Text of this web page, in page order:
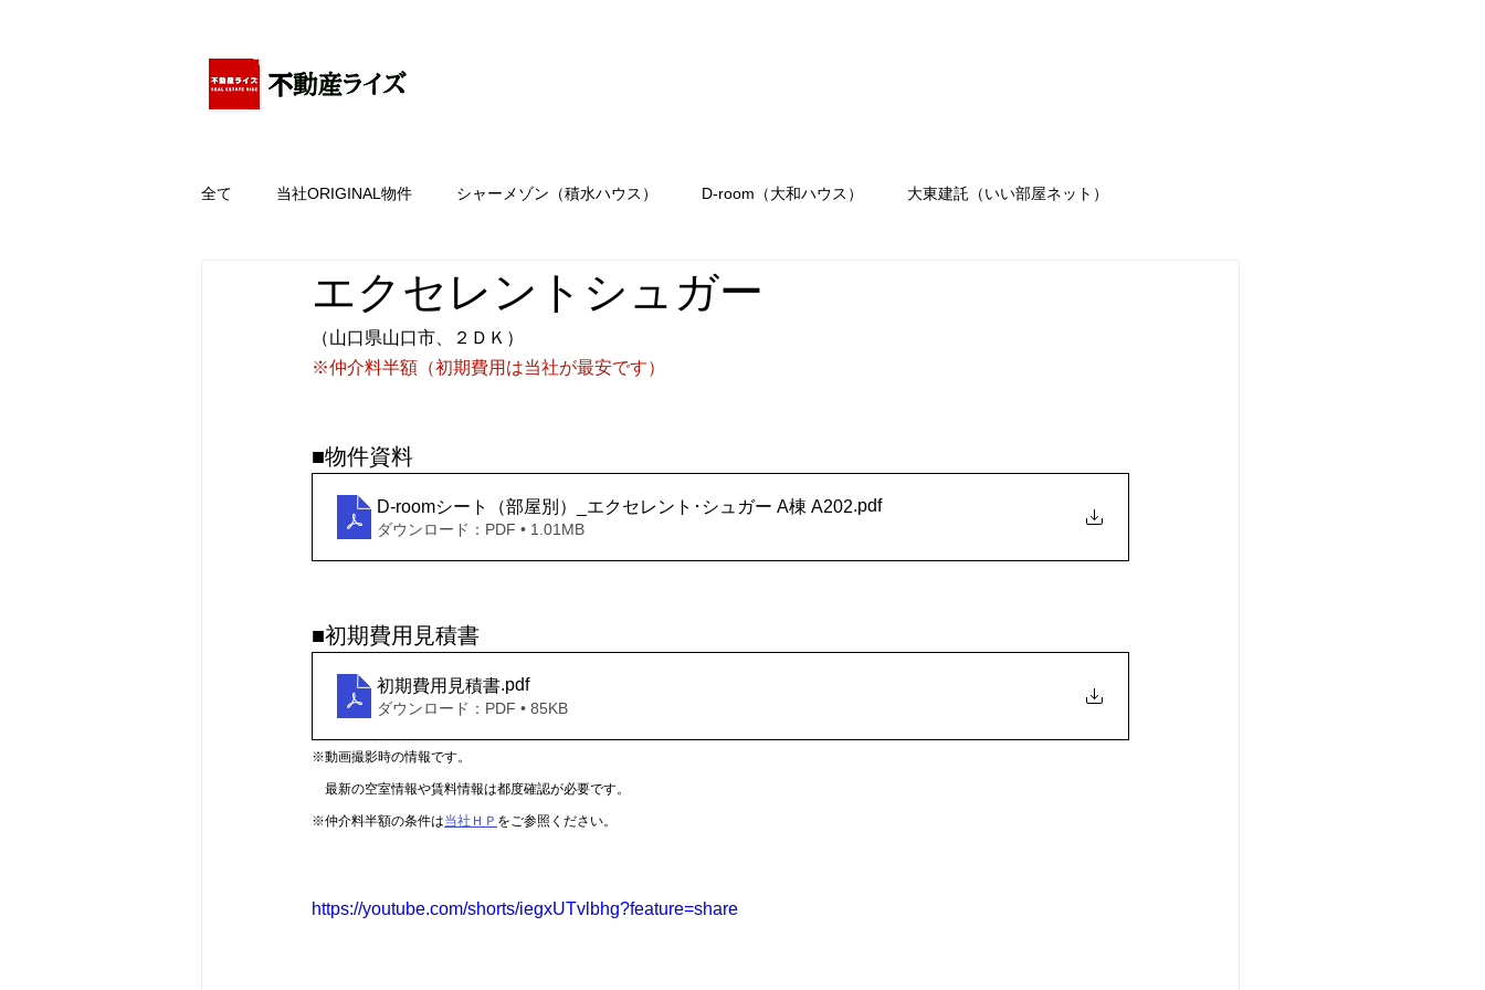
全て 当社ORIGINAL物件 シャーメゾン（積水ハウス） D-room（大和ハウス） 大東建託（いい部屋ネット）
エクセレントシュガー
（山口県山口市、２ＤＫ）
※仲介料半額（初期費用は当社が最安です）
■物件資料
D-roomシート（部屋別）_エクセレント･シュガー A棟 A202.pdf
ダウンロード：PDF • 1.01MB
■初期費用見積書
初期費用見積書.pdf
ダウンロード：PDF • 85KB
※動画撮影時の情報です。
最新の空室情報や賃料情報は都度確認が必要です。
※仲介料半額の条件は当社ＨＰ をご参照ください。
https://youtube.com/shorts/iegxUTvlbhg?feature=share